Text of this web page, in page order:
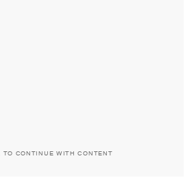
TO CONTINUE WITH CONTENT